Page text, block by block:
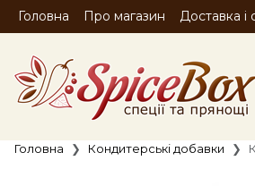
Головна Про магазин Доставка і
Головна Кондитерські добавки